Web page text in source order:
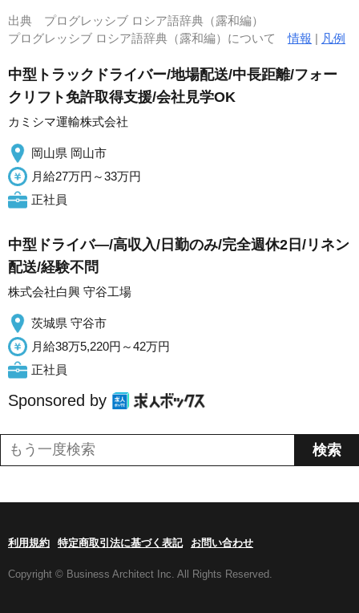
出典 プログレッシブ ロシア語辞典（露和編）
プログレッシブ ロシア語辞典（露和編）について情報 | 凡例
中型トラックドライバー/地場配送/中長距離/フォー
クリフト免許取得支援/会社見学OK
カミシマ運輸株式会社
岡山県 岡山市
月給27万円～33万円
正社員
中型ドライバ―/高収入/日勤のみ/完全週休2日/リネン
配送/経験不問
株式会社白興 守谷工場
茨城県 守谷市
月給38万5,220円～42万円
正社員
Sponsored by
利用規約 特定商取引法に基づく表記 お問い合わせ
Copyright © Business Architect Inc. All Rights Reserved.